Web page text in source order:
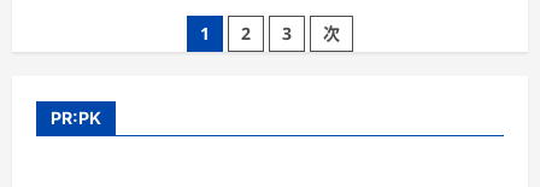
い
さ
ベ
【徹
判、
の
ペ
1 2 3 次
PR:PK